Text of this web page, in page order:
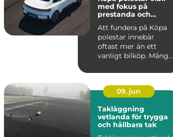
med fokus på
prestanda och
Att fundera på Köpa
polestar innebär
oftast mer än ett
vanligt bilköp. Många
...
09. jun
Takläggning
vetlanda för trygga
och hållbara tak